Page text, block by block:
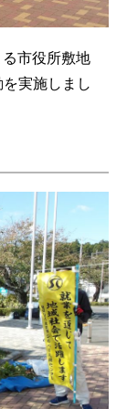
市役所敷地
実施しまし